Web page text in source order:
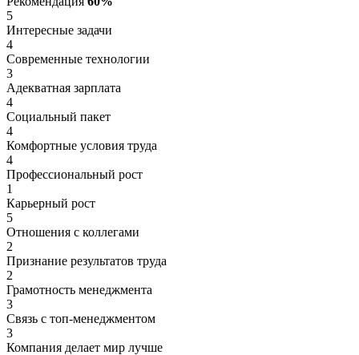
5
Интересные задачи
4
Современные технологии
3
Адекватная зарплата
4
Социальный пакет
4
Комфортные условия труда
4
Профессиональный рост
1
Карьерный рост
5
Отношения с коллегами
2
Признание результатов труда
2
Грамотность менеджмента
3
Связь с топ-менеджментом
3
Компания делает мир лучше